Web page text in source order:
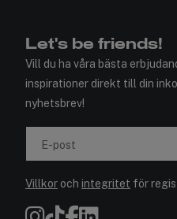
Let's be friends!
Vill du ha våra bästa
inspirationer direkt till din
nyhetsbrev!
E-post
Villkor och integritet för